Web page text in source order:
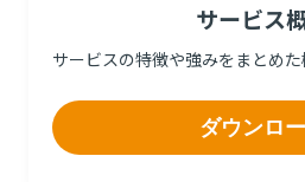
サービス
サービスの特徴や強みをまとめた
ダウンロ